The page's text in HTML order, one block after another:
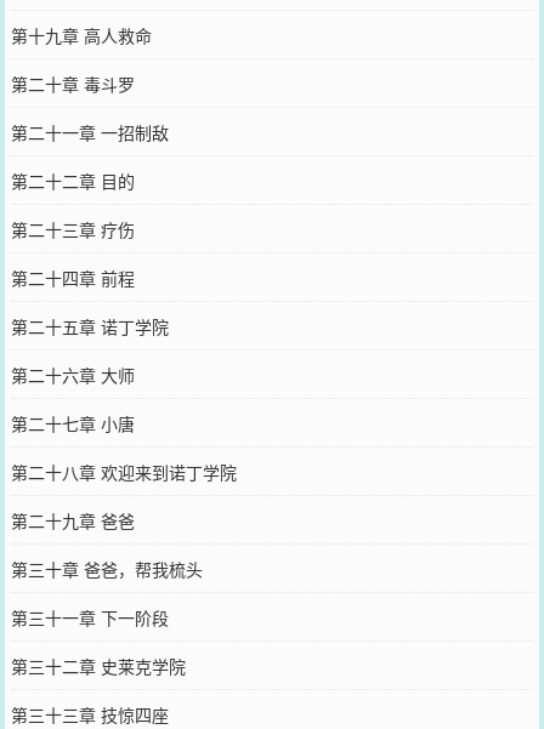
第十九章 高人救命
第二十章 毒斗罗
第二十一章 一招制敌
第二十二章 目的
第二十三章 疗伤
第二十四章 前程
第二十五章 诺丁学院
第二十六章 大师
第二十七章 小唐
第二十八章 欢迎来到诺丁学院
第二十九章 爸爸
第三十章 爸爸，帮我梳头
第三十一章 下一阶段
第三十二章 史莱克学院
第三十三章 技惊四座